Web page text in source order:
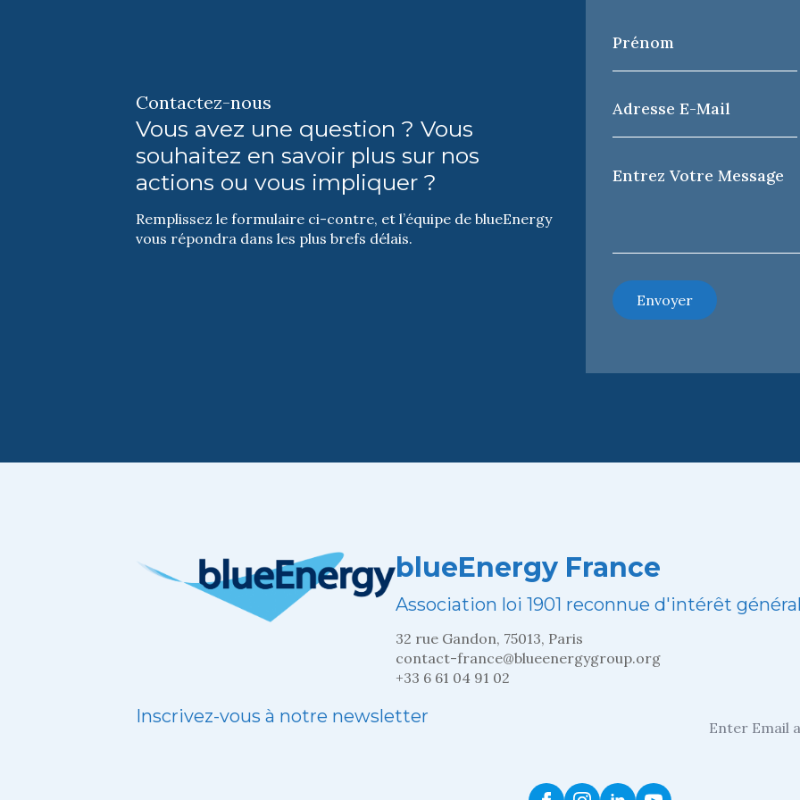
Contactez-nous
Vous avez une question ? Vous
souhaitez en savoir plus sur nos
actions ou vous impliquer ?
Remplissez le formulaire ci-contre, et l’équipe de blueEnergy
vous répondra dans les plus brefs délais.
Prénom
*
Adresse
e-
mail
Votre
Message
Envoyer
blueEnergy France
Association loi 1901 reconnue d'intérêt général
32 rue Gandon, 75013, Paris
contact-france@blueenergygroup.org
+33 6 61 04 91 02
Inscrivez-vous à notre newsletter
votre